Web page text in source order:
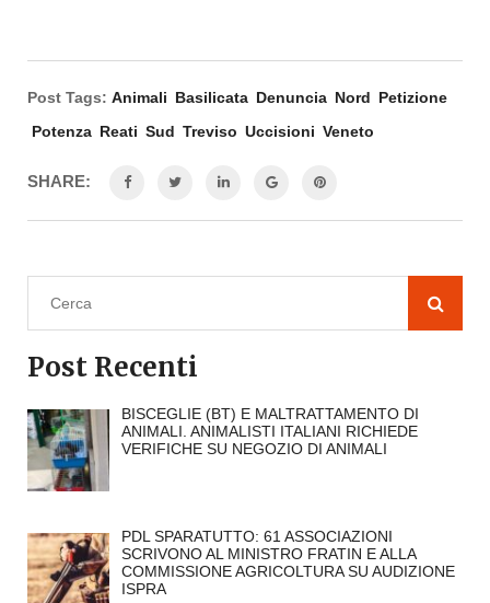
Post Tags: Animali Basilicata Denuncia Nord Petizione
Potenza Reati Sud Treviso Uccisioni Veneto
SHARE:
Post Recenti
BISCEGLIE (BT) E MALTRATTAMENTO DI
ANIMALI. ANIMALISTI ITALIANI RICHIEDE
VERIFICHE SU NEGOZIO DI ANIMALI
PDL SPARATUTTO: 61 ASSOCIAZIONI
SCRIVONO AL MINISTRO FRATIN E ALLA
COMMISSIONE AGRICOLTURA SU AUDIZIONE
ISPRA